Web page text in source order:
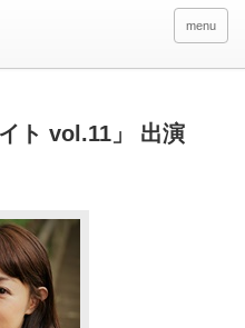
menu
ト vol.11」 出演